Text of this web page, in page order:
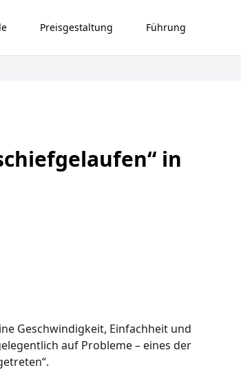
Preisgestaltung Führung
in
Geschwindigkeit, Einfachheit und
auf Probleme – eines der